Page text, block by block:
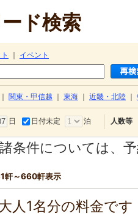
ド検索
イベント
関東・甲信越 東海 近畿・北陸
日 日付未定 泊 人数等
条件については、
軒～660軒表示
人1名分の料金で